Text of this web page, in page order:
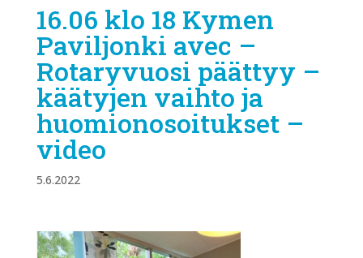
16.06 klo 18 Kymen
Paviljonki avec –
Rotaryvuosi päättyy –
käätyjen vaihto ja
huomionosoitukset –
video
5.6.2022